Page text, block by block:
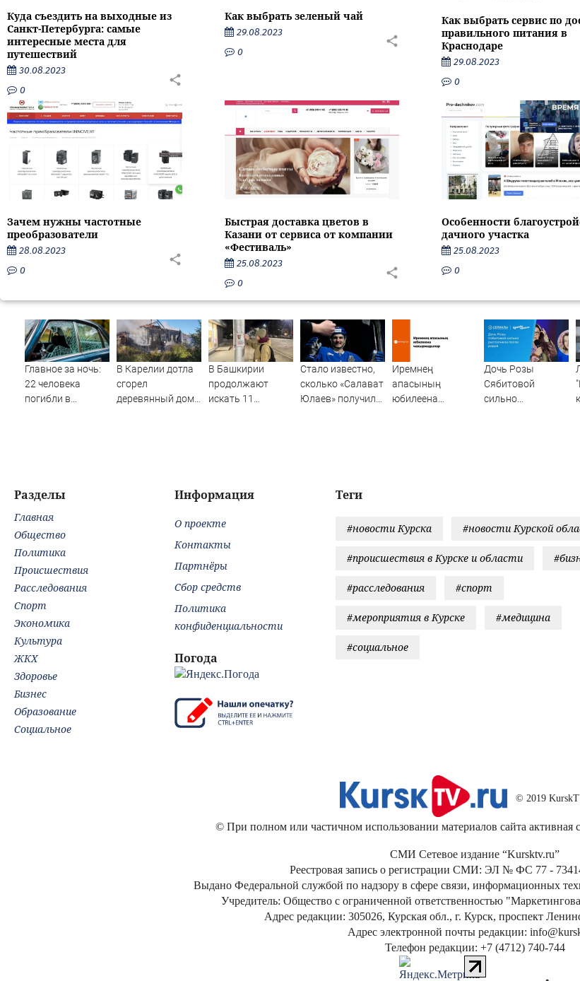
Куда съездить на выходные из
Санкт-Петербурга: самые
интересные места для
путешествий
30.08.2023
0
Как выбрать зеленый чай
29.08.2023
0
Как выбрать сервис по
правильного питания в
Краснодаре
29.08.2023
0
Зачем нужны частотные
преобразователи
28.08.2023
0
Быстрая доставка цветов в
Казани от сервиса от компании
«Фестиваль»
25.08.2023
0
Особенности
дачного участка
25.08.2023
0
Главное за ночь:
22 человека
погибли в
В Карелии дотла
сгорел
деревянный дом
В Башкирии
продолжают
искать 11
Стало известно,
сколько «Салават
Юлаев» получил
Иремнең
апасының
юбилеена
Дочь Розы
Сябитовой
сильно
Теги
#новости Курска #новости Курской
#происшествия в Курске и области
#расследования #спорт
#мероприятия в Курске #медицина
#социальное
Разделы
Главная
Общество
Политика
Происшествия
Расследования
Спорт
Экономика
Культура
ЖКХ
Здоровье
Бизнес
Образование
Социальное
Информация
О проекте
Контакты
Партнёры
Сбор средств
Политика
конфиденциальности
Погода
© 2019
© При полном или частичном использовании материалов сайта активная
СМИ Сетевое издание “Kursktv.ru”
Реестровая запись о регистрации СМИ: ЭЛ № ФС 77 -
Выдано Федеральной службой по надзору в сфере связи, информационных
Учредитель: Общество с ограниченной ответственностью
Адрес редакции: 305026, Курская обл., г. Курск, проспект
Адрес электронной почты редакции:
Телефон редакции: +7 (4712) 740-744